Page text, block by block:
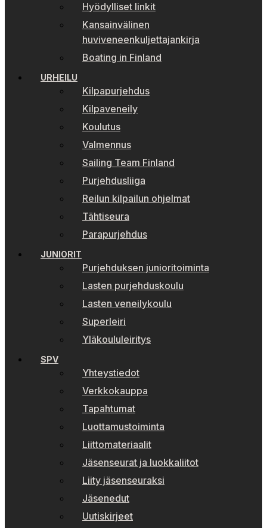
Hyödylliset linkit
Kansainvälinen
huviveneenkuljettajankirja
Boating in Finland
URHEILU
Kilpapurjehdus
Kilpaveneily
Koulutus
Valmennus
Sailing Team Finland
Purjehdusliiga
Reilun kilpailun ohjelmat
Tähtiseura
Parapurjehdus
JUNIORIT
Purjehduksen junioritoiminta
Lasten purjehduskoulu
Lasten veneilykoulu
Superleiri
Yläkoululeiritys
SPV
Yhteystiedot
Verkkokauppa
Tapahtumat
Luottamustoiminta
Liittomateriaalit
Jäsenseurat ja luokkaliitot
Liity jäsenseuraksi
Jäsenedut
Uutiskirjeet